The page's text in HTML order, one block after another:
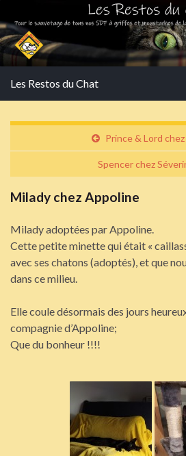
Les Restos du Chat
Prince & Lord
Spencer chez
Milady chez Appoline
Milady adoptées par Appoline.
Cette petite minette qui était «
avec ses chatons (adoptés), et que
dans ce milieu.
Elle coule désormais des jours
compagnie d’Appoline;
Que du bonheur !!!!